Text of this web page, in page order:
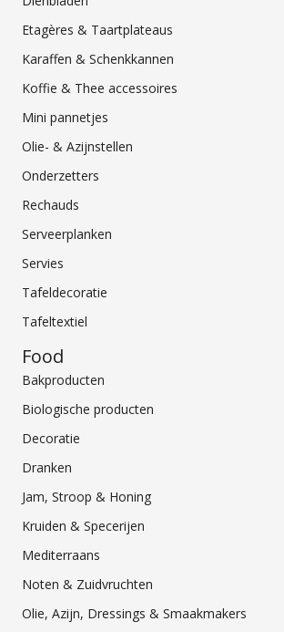
Etagères & Taartplateaus
Karaffen & Schenkkannen
Koffie & Thee accessoires
Mini pannetjes
Olie- & Azijnstellen
Onderzetters
Rechauds
Serveerplanken
Servies
Tafeldecoratie
Tafeltextiel
Food
Bakproducten
Biologische producten
Decoratie
Dranken
Jam, Stroop & Honing
Kruiden & Specerijen
Mediterraans
Noten & Zuidvruchten
Olie, Azijn, Dressings & Smaakmakers